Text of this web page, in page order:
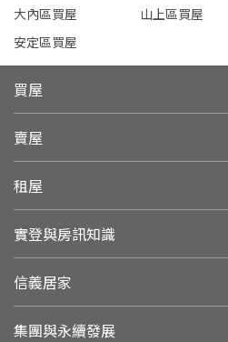
大內區買屋
山上區買屋
安定區買屋
買屋
賣屋
租屋
實登與房訊知識
信義居家
集團與永續發展